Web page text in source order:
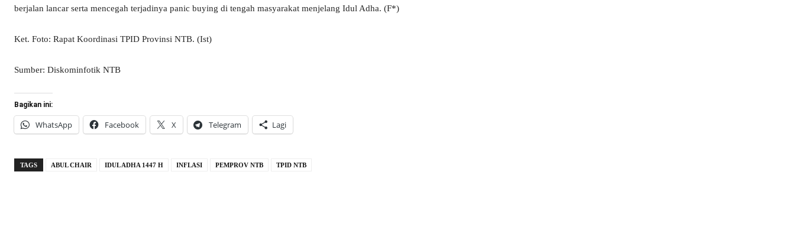
berjalan lancar serta mencegah terjadinya panic buying di tengah masyarakat menjelang Idul Adha. (F*)
Ket. Foto: Rapat Koordinasi TPID Provinsi NTB. (Ist)
Sumber: Diskominfotik NTB
Bagikan ini:
WhatsApp Facebook X Telegram Lagi
TAGS ABUL CHAIR IDUL ADHA 1447 H INFLASI PEMPROV NTB TPID NTB